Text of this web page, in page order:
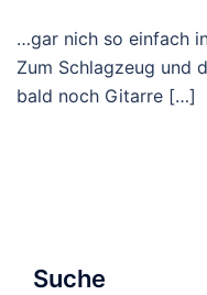
…gar nich so einfach
Zum Schlagzeug und
bald noch Gitarre […]
Suche